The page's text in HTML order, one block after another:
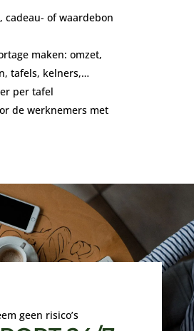
cadeau- of waardebon
maken: omzet,
tafels, kelners,…
per tafel
de werknemers met
geen risico’s